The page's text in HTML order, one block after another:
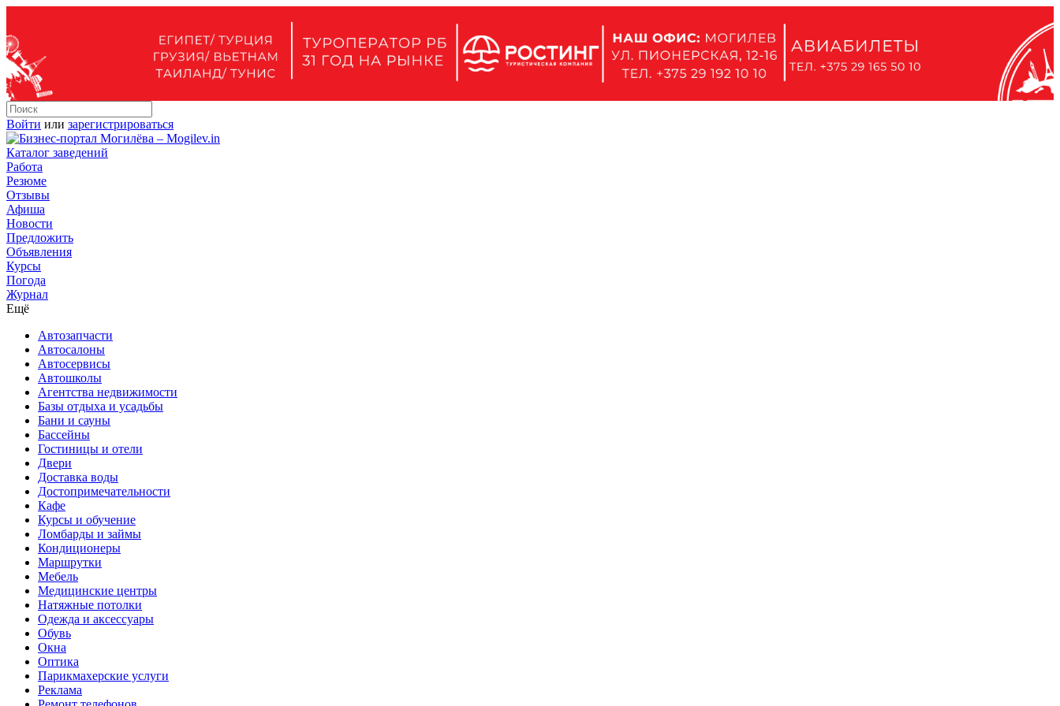
Войти или зарегистрироваться
Каталог заведений
Работа
Резюме
Отзывы
Афиша
Новости
Предложить
Объявления
Курсы
Погода
Журнал
Ещё
Автозапчасти
Автосалоны
Автосервисы
Автошколы
Агентства недвижимости
Базы отдыха и усадьбы
Бани и сауны
Бассейны
Гостиницы и отели
Двери
Доставка воды
Достопримечательности
Кафе
Курсы и обучение
Ломбарды и займы
Кондиционеры
Маршрутки
Мебель
Медицинские центры
Натяжные потолки
Одежда и аксессуары
Обувь
Окна
Оптика
Парикмахерские услуги
Реклама